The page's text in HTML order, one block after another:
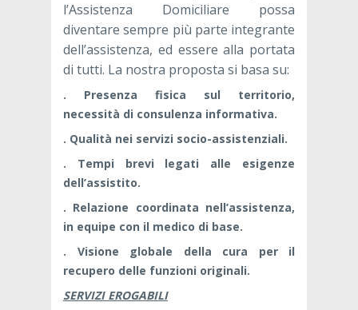
l’Assistenza Domiciliare possa
diventare sempre più parte integrante
dell’assistenza, ed essere alla portata
di tutti. La nostra proposta si basa su:
. Presenza fisica sul territorio,
necessità di consulenza informativa.
. Qualità nei servizi socio-assistenziali.
. Tempi brevi legati alle esigenze
dell’assistito.
. Relazione coordinata nell’assistenza,
in equipe con il medico di base.
. Visione globale della cura per il
recupero delle funzioni originali.
SERVIZI EROGABILI